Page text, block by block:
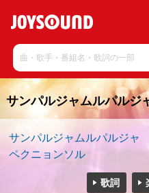
サンパルジャムルパルジ
サンパルジャムルパルジャ
ペクニョンソル
歌詞